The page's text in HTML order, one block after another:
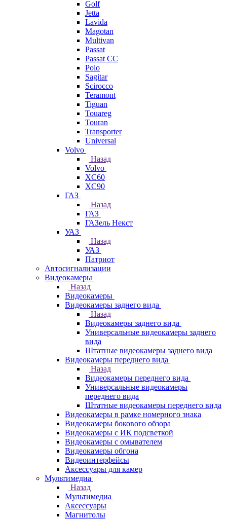
Golf
Jetta
Lavida
Magotan
Multivan
Passat
Passat CC
Polo
Sagitar
Scirocco
Teramont
Tiguan
Touareg
Touran
Transporter
Universal
Volvo
Назад
Volvo
XC60
XC90
ГАЗ
Назад
ГАЗ
ГАЗель Некст
УАЗ
Назад
УАЗ
Патриот
Автосигнализации
Видеокамеры
Назад
Видеокамеры
Видеокамеры заднего вида
Назад
Видеокамеры заднего вида
Универсальные видеокамеры заднего
вида
Штатные видеокамеры заднего вида
Видеокамеры переднего вида
Назад
Видеокамеры переднего вида
Универсальные видеокамеры
переднего вида
Штатные видеокамеры переднего вида
Видеокамеры в рамке номерного знака
Видеокамеры бокового обзора
Видеокамеры с ИК подсветкой
Видеокамеры с омывателем
Видеокамеры обгона
Видеоинтерфейсы
Аксессуары для камер
Мультимедиа
Назад
Мультимедиа
Аксессуары
Магнитолы